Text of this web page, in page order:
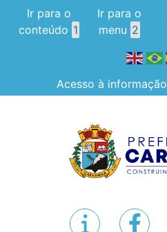
Ir para o
conteúdo 1
Ir para o
menu 2
Acesso à informação